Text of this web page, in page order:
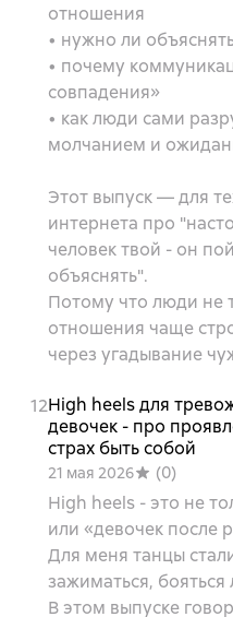
отношения
• нужно ли
• почему
совпадения»
• как люди сами
молчанием и
Этот выпуск — для
интернета про
человек твой - он
объяснять".
Потому что люди не
отношения чаще
через угадывание
12High heels для
девочек - про
страх быть собой
21 мая 2026 (0)
High heels - это не
или «девочек после
Для меня танцы
зажиматься,
В этом выпуске